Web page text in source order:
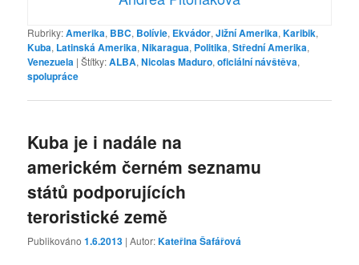
Rubriky:Amerika, BBC, Bolívie, Ekvádor,Jižní Amerika,Karibik,
Kuba, Latinská Amerika,Nikaragua, Politika,Střední Amerika,
Venezuela |Štítky:ALBA,Nicolas Maduro,oficiální návštěva,
spolupráce
Kuba je i nadále na
americkém černém seznamu
států podporujících
teroristické země
Publikováno1.6.2013 | Autor:Kateřina Šafářová